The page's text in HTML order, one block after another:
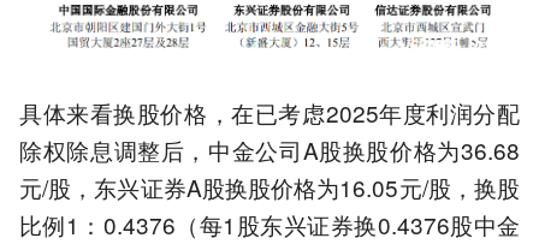
具体来看换股价格，在已考虑2025年度利润分配
除权除息调整后，中金公司A股换股价格为36.68
元/股，东兴证券A股换股价格为16.05元/股，换股
比例1：0.4376（每1股东兴证券换0.4376股中金